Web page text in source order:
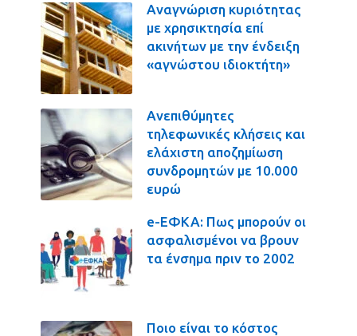
Αναγνώριση κυριότητας
με χρησικτησία επί
ακινήτων με την ένδειξη
«αγνώστου ιδιοκτήτη»
Ανεπιθύμητες
τηλεφωνικές κλήσεις και
ελάχιστη αποζημίωση
συνδρομητών με 10.000
ευρώ
e-ΕΦΚΑ: Πως μπορούν οι
ασφαλισμένοι να βρουν
τα ένσημα πριν το 2002
Ποιο είναι το κόστος